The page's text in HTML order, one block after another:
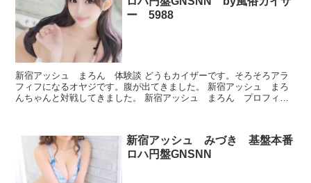
ー 5988
新宿アッシュ まろん 体験談 どうもカイザーです。そろそろアラ
フィフになるオヤジです。腹が出てきました。 新宿アッシュ まろ
んちゃんと対戦してきました。 新宿アッシュ まろん プロフィー
新宿アッシュ みづき 基盤本番
ロハ円盤GNSNN